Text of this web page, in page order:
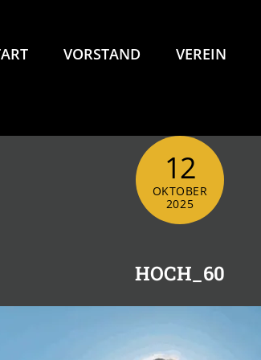
VORSTAND VEREIN
12
OKTOBER
2025
HOCH_60